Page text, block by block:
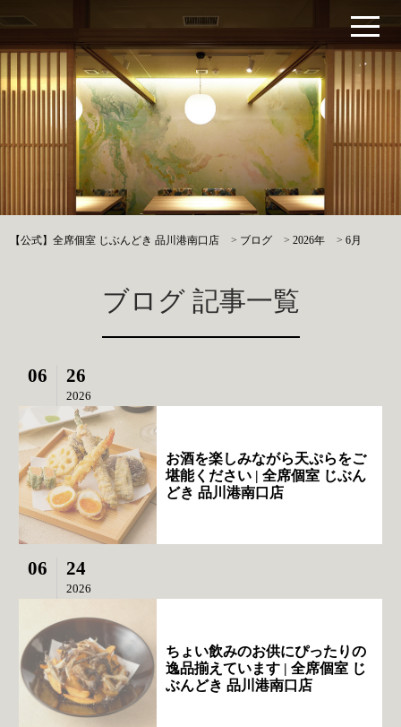
【公式】全席個室 じぶんどき 品川港南口店 > ブログ >2026年 >6月
ブログ 記事一覧
06 26
2026
お酒を楽しみながら天ぷらをご
堪能ください | 全席個室 じぶん
どき 品川港南口店
06 24
2026
ちょい飲みのお供にぴったりの
逸品揃えています | 全席個室 じ
ぶんどき 品川港南口店